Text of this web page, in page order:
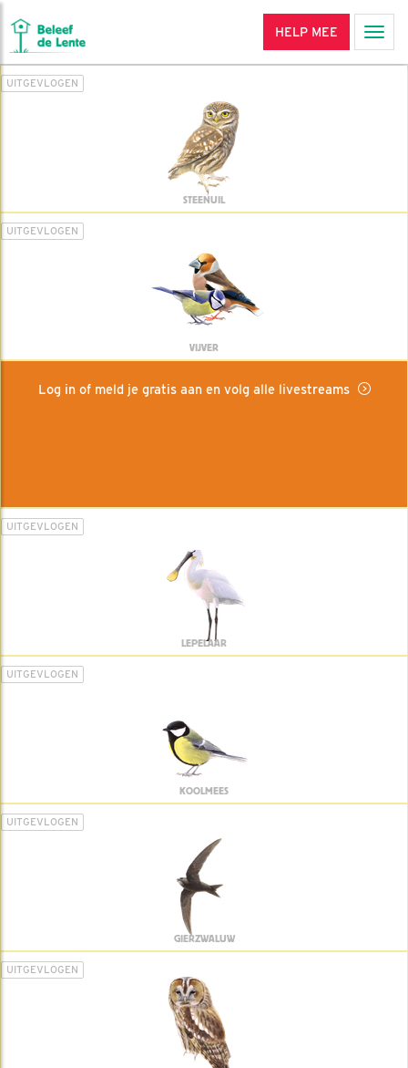
HELP MEE
UITGEVLOGEN
STEENUIL
UITGEVLOGEN
VIJVER
Log in of meld je gratis aan en volg alle livestreams
UITGEVLOGEN
LEPELAAR
UITGEVLOGEN
KOOLMEES
UITGEVLOGEN
GIERZWALUW
UITGEVLOGEN